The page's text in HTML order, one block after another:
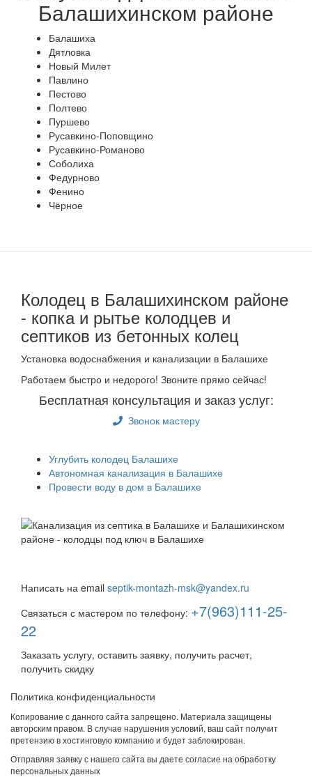
Балашихинском районе
Балашиха
Дятловка
Новый Милет
Павлино
Пестово
Полтево
Пуршево
Русавкино-Поповщино
Русавкино-Романово
Соболиха
Федурново
Фенино
Чёрное
Колодец в Балашихинском районе
- копка и рытье колодцев и
септиков из бетонных колец
Установка водоснабжения и канализации в Балашихе
Работаем быстро и недорого! Звоните прямо сейчас!
Бесплатная консультация и заказ услуг:
Звонок мастеру
Углубить колодец Балашихе
Автономная канализация в Балашихе
Провести воду в дом в Балашихе
Написать на email septik-montazh-msk@yandex.ru
Связаться с мастером по телефону: +7(963)111-25-
22
Заказать услугу, оставить заявку, получить расчет,
получить скидку
Политика конфиденциальности
Копирование с данного сайта запрещено. Материала защищены
авторским правом. В случае нарушения условий, ваш сайт получит
претензию в хостинговую компанию и будет заблокирован.
Отправляя заявку с нашего сайта вы даете согласие на обработку
персональных данных